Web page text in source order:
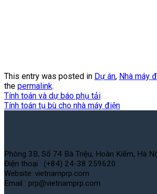
This entry was posted in Dự án, Nhà máy
the permalink.
Tính toán và dự báo phụ tải
Tính toán tụ bù cho nhà máy điện
Phòng 3B, Số 74 Bà Triệu, Hoàn Kiếm, Hà
Điện thoại : (+84) 24-38 259620
Website: vietnamprp.com
Email : prp@vietnamprp.com